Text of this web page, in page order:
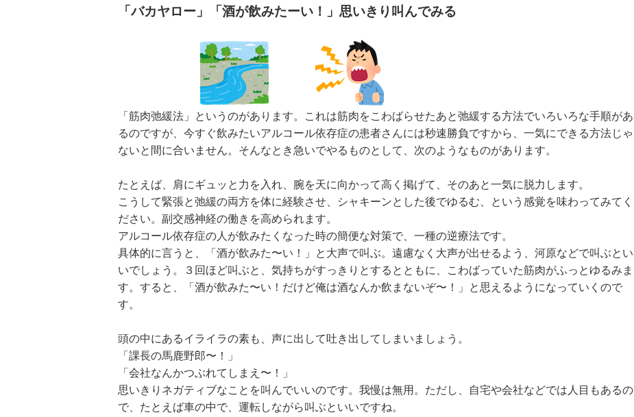
「バカヤロー」「酒が飲みたーい！」思いきり叫んでみる
「筋肉弛緩法」というのがあります。これは筋肉をこわばらせたあと弛緩する方法でいろいろな手順があ
るのですが、今すぐ飲みたいアルコール依存症の患者さんには秒速勝負ですから、一気にできる方法じゃ
ないと間に合いません。そんなとき急いでやるものとして、次のようなものがあります。
たとえば、肩にギュッと力を入れ、腕を天に向かって高く掲げて、そのあと一気に脱力します。
こうして緊張と弛緩の両方を体に経験させ、シャキーンとした後でゆるむ、という感覚を味わってみてく
ださい。副交感神経の働きを高められます。
アルコール依存症の人が飲みたくなった時の簡便な対策で、一種の逆療法です。
具体的に言うと、「酒が飲みた〜い！」と大声で叫ぶ。遠慮なく大声が出せるよう、河原などで叫ぶとい
いでしょう。３回ほど叫ぶと、気持ちがすっきりとするとともに、こわばっていた筋肉がふっとゆるみま
す。すると、「酒が飲みた〜い！だけど俺は酒なんか飲まないぞ〜！」と思えるようになっていくので
す。
頭の中にあるイライラの素も、声に出して吐き出してしまいましょう。
「課長の馬鹿野郎〜！」
「会社なんかつぶれてしまえ〜！」
思いきりネガティブなことを叫んでいいのです。我慢は無用。ただし、自宅や会社などでは人目もあるの
で、たとえば車の中で、運転しながら叫ぶといいですね。